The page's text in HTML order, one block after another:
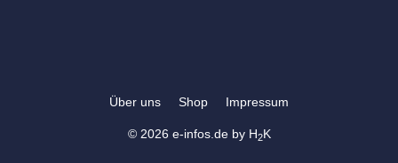
Über uns Shop Impressum
© 2026 e-infos.deby H2K